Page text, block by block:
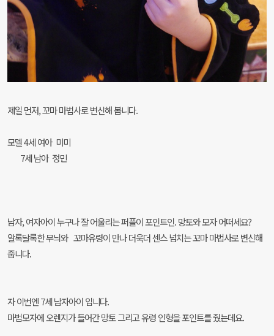
제일 먼저, 꼬마 마법사로 변신해 봅니다.
모델 4세 여아 미미
7세 남아 정민
남자, 여자아이 누구나 잘 어울리는 퍼플이 포인트인. 망토와 모자 어떠세요?
알록달록한 무늬와 꼬마유령이 만나더욱더 센스 넘치는 꼬마 마법사로 변신해
줍니다.
자 이번엔 7세 남자아이 입니다.
마법모자에오렌지가 들어간 망토 그리고 유령 인형을 포인트를 줬는데요.